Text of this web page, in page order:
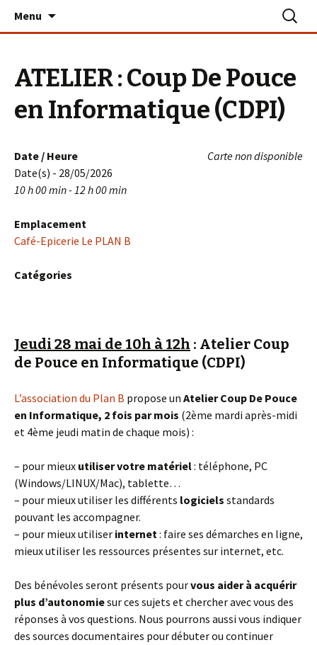
Le PLAN B – La Turballe
Menu
ATELIER : Coup De Pouce
en Informatique (CDPI)
Carte non disponible
Date / Heure
Date(s) - 28/05/2026
10 h 00 min - 12 h 00 min
Emplacement
Café-Epicerie Le PLAN B
Catégories
Jeudi 28 mai de 10h à 12h : Atelier Coup
de Pouce en Informatique (CDPI)
L’association du Plan B propose un Atelier Coup De Pouce
en Informatique, 2 fois par mois (2ème mardi après-midi
et 4ème jeudi matin de chaque mois) :
– pour mieux utiliser votre matériel: téléphone, PC
(Windows/LINUX/Mac), tablette…
– pour mieux utiliser les différents logiciels standards
pouvant les accompagner.
– pour mieux utiliser internet: faire ses démarches en ligne,
mieux utiliser les ressources présentes sur internet, etc.
Des bénévoles seront présents pourvous aider à acquérir
plus d’autonomiesur ces sujets et chercher avec vous des
réponses à vos questions. Nous pourrons aussi vous indiquer
des sources documentaires pour débuter ou continuer